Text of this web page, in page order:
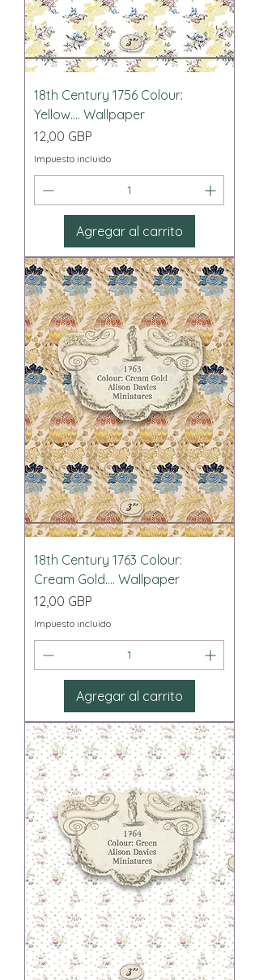
18th Century 1756 Colour:
Yellow.... Wallpaper
Precio
12,00 GBP
Impuesto incluido
Agregar al carrito
18th Century 1763 Colour:
Cream Gold.... Wallpaper
Precio
12,00 GBP
Impuesto incluido
Agregar al carrito